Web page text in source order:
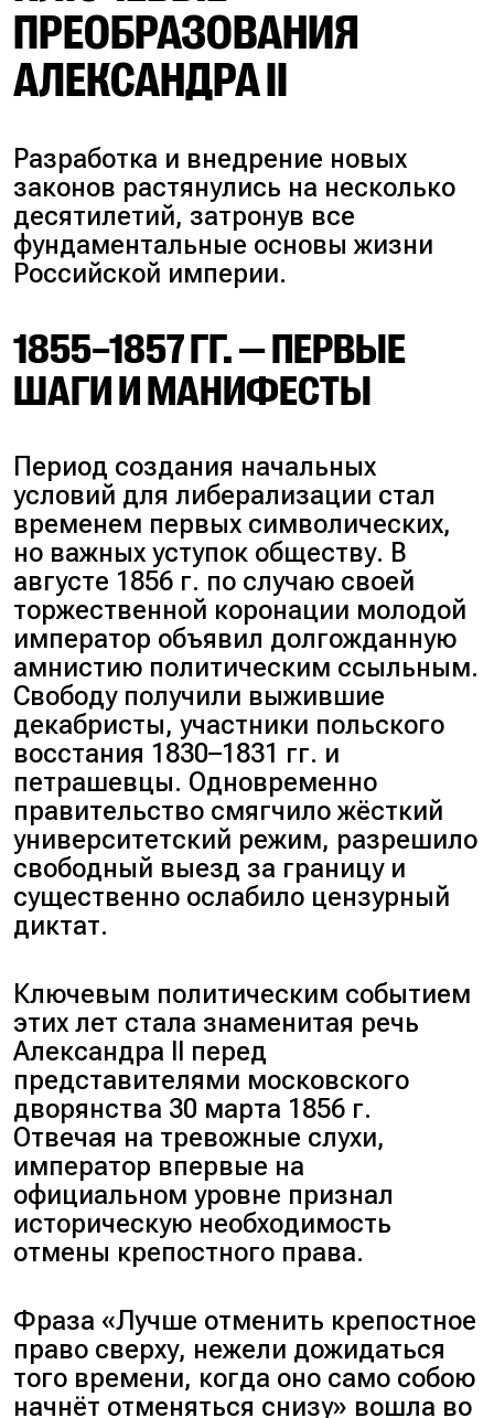
ПРЕОБРАЗОВАНИЯ
АЛЕКСАНДРА II
Разработка и внедрение новых
законов растянулись на несколько
десятилетий, затронув все
фундаментальные основы жизни
Российской империи.
1855–1857 ГГ. — ПЕРВЫЕ
ШАГИ И МАНИФЕСТЫ
Период создания начальных
условий для либерализации стал
временем первых символических,
но важных уступок обществу. В
августе 1856 г. по случаю своей
торжественной коронации молодой
император объявил долгожданную
амнистию политическим ссыльным.
Свободу получили выжившие
декабристы, участники польского
восстания 1830–1831 гг. и
петрашевцы. Одновременно
правительство смягчило жёсткий
университетский режим, разрешило
свободный выезд за границу и
существенно ослабило цензурный
диктат.
Ключевым политическим событием
этих лет стала знаменитая речь
Александра II перед
представителями московского
дворянства 30 марта 1856 г.
Отвечая на тревожные слухи,
император впервые на
официальном уровне признал
историческую необходимость
отмены крепостного права.
Фраза «Лучше отменить крепостное
право сверху, нежели дожидаться
того времени, когда оно само собою
начнёт отменяться снизу» вошла во